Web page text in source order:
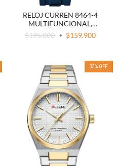
RELOJ CURREN 8464-4
MULTIFUNCIONAL,
DEPORTIVO, ESFERA
LUMINOSA Y CORREA DE
$195.000 $159.900
33% OFF